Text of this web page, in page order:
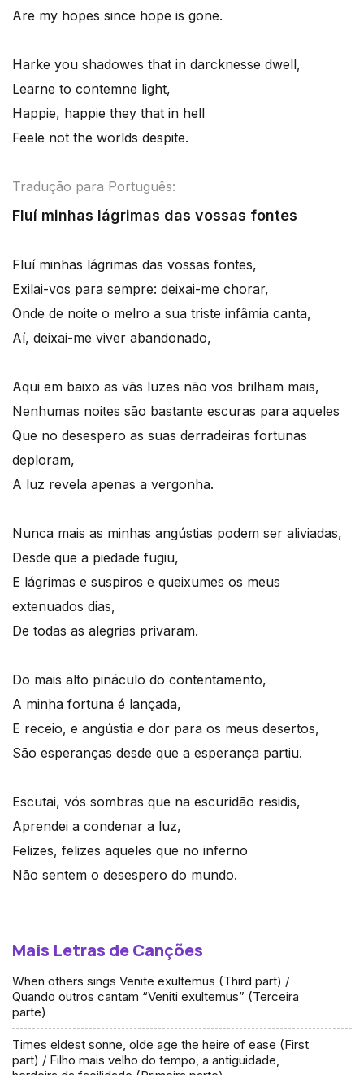
Are my hopes since hope is gone.
Harke you shadowes that in darcknesse dwell,
Learne to contemne light,
Happie, happie they that in hell
Feele not the worlds despite.
Tradução para Português:
Fluí minhas lágrimas das vossas fontes
Fluí minhas lágrimas das vossas fontes,
Exilai-vos para sempre: deixai-me chorar,
Onde de noite o melro a sua triste infâmia canta,
Aí, deixai-me viver abandonado,
Aqui em baixo as vãs luzes não vos brilham mais,
Nenhumas noites são bastante escuras para aqueles
Que no desespero as suas derradeiras fortunas
deploram,
A luz revela apenas a vergonha.
Nunca mais as minhas angústias podem ser aliviadas,
Desde que a piedade fugiu,
E lágrimas e suspiros e queixumes os meus
extenuados dias,
De todas as alegrias privaram.
Do mais alto pináculo do contentamento,
A minha fortuna é lançada,
E receio, e angústia e dor para os meus desertos,
São esperanças desde que a esperança partiu.
Escutai, vós sombras que na escuridão residis,
Aprendei a condenar a luz,
Felizes, felizes aqueles que no inferno
Não sentem o desespero do mundo.
Mais Letras de Canções
When others sings Venite exultemus (Third part) /
Quando outros cantam “Veniti exultemus” (Terceira
parte)
Times eldest sonne, olde age the heire of ease (First
part) / Filho mais velho do tempo, a antiguidade,